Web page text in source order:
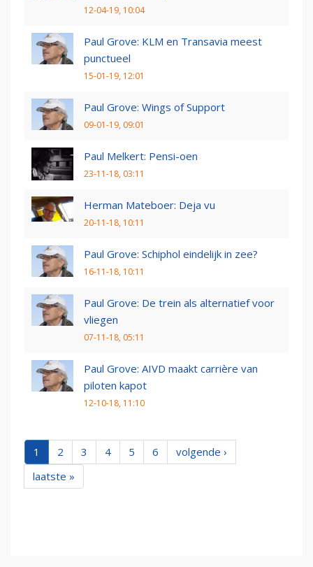
12-04-19, 10:04
Paul Grove: KLM en Transavia meest
punctueel
15-01-19, 12:01
Paul Grove: Wings of Support
09-01-19, 09:01
Paul Melkert: Pensi-oen
23-11-18, 03:11
Herman Mateboer: Deja vu
20-11-18, 10:11
Paul Grove: Schiphol eindelijk in zee?
16-11-18, 10:11
Paul Grove: De trein als alternatief voor
vliegen
07-11-18, 05:11
Paul Grove: AIVD maakt carrière van
piloten kapot
12-10-18, 11:10
1 2 3 4 5 6
volgende ›
laatste »